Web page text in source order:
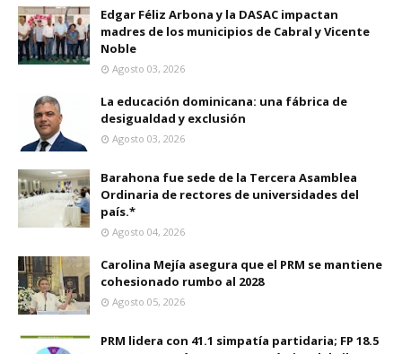
Edgar Féliz Arbona y la DASAC impactan
madres de los municipios de Cabral y Vicente
Noble
Agosto 03, 2026
La educación dominicana: una fábrica de
desigualdad y exclusión
Agosto 03, 2026
Barahona fue sede de la Tercera Asamblea
Ordinaria de rectores de universidades del
país.*
Agosto 04, 2026
Carolina Mejía asegura que el PRM se mantiene
cohesionado rumbo al 2028
Agosto 05, 2026
PRM lidera con 41.1 simpatía partidaria; FP 18.5